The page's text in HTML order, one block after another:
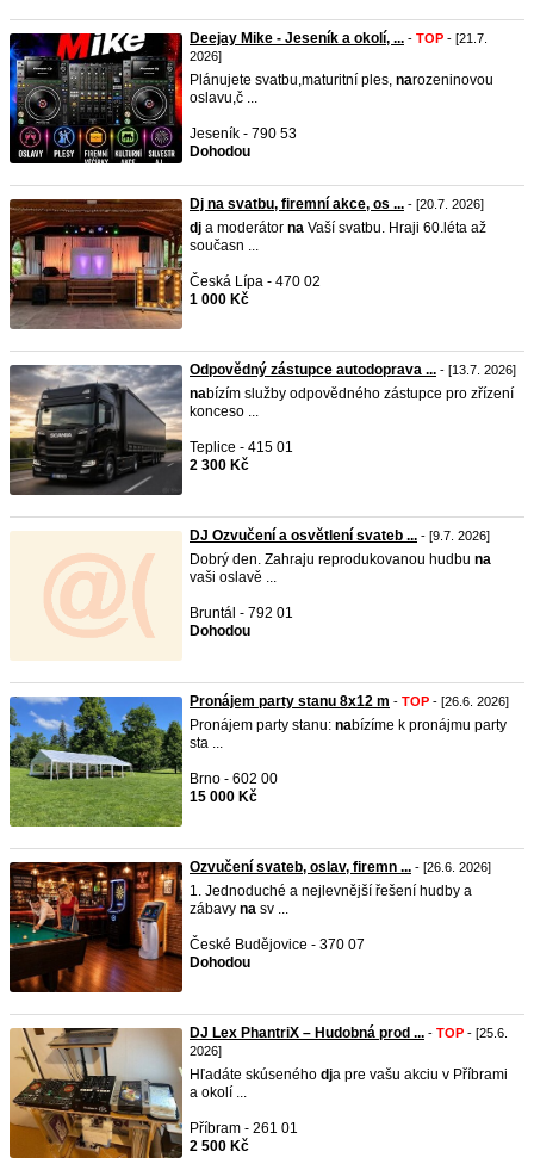
Deejay Mike - Jeseník a okolí, ... - TOP - [21.7.
2026]
Plánujete svatbu,maturitní ples, narozeninovou
oslavu,č ...
Jeseník - 790 53
Dohodou
Dj na svatbu, firemní akce, os ... - [20.7. 2026]
dj a moderátor na Vaší svatbu. Hraji 60.léta až
současn ...
Česká Lípa - 470 02
1 000 Kč
Odpovědný zástupce autodoprava ... - [13.7. 2026]
nabízím služby odpovědného zástupce pro zřízení
konceso ...
Teplice - 415 01
2 300 Kč
DJ Ozvučení a osvětlení svateb ... - [9.7. 2026]
Dobrý den. Zahraju reprodukovanou hudbu na
vaši oslavě ...
Bruntál - 792 01
Dohodou
Pronájem party stanu 8x12 m - TOP - [26.6. 2026]
Pronájem party stanu: nabízíme k pronájmu party
sta ...
Brno - 602 00
15 000 Kč
Ozvučení svateb, oslav, firemn ... - [26.6. 2026]
1. Jednoduché a nejlevnější řešení hudby a
zábavy na sv ...
České Budějovice - 370 07
Dohodou
DJ Lex PhantriX – Hudobná prod ... - TOP - [25.6.
2026]
Hľadáte skúseného dja pre vašu akciu v Příbrami
a okolí ...
Příbram - 261 01
2 500 Kč